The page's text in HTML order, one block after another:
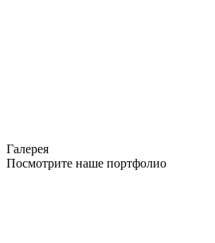
Галерея
Посмотрите наше портфолио